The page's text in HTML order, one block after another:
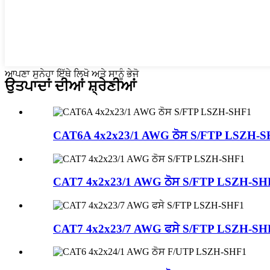
ਆਪਣਾ ਸੁਨੇਹਾ ਇੱਥੇ ਲਿਖੋ ਅਤੇ ਸਾਨੂੰ ਭੇਜੋ
ਉਤਪਾਦਾਂ ਦੀਆਂ ਸ਼੍ਰੇਣੀਆਂ
CAT6A 4x2x23/1 AWG ਠੋਸ S/FTP LSZH-
CAT7 4x2x23/1 AWG ਠੋਸ S/FTP LSZH-
CAT7 4x2x23/7 AWG ਫਸੇ S/FTP LSZH-